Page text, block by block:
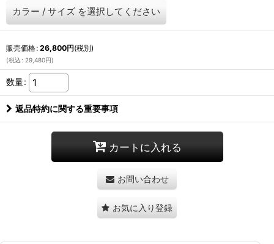
カラー / サイズ を選択してください
販売価格: 26,800円(税別)
(税込 : 29,480円)
数量:
返品特約に関する重要事項
カートに入れる
お問い合わせ
お気に入り登録